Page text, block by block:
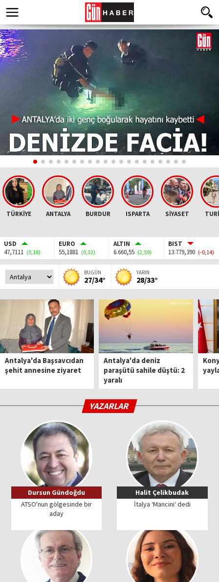
TÜRKİYE ANTALYA BURDUR ISPARTA SİYASET
USD
47,7111 (0,18)
EURO
55,1881 (0,32)
ALTIN
6.660,55 (2,59)
BIST
13.779,390 (-0,14)
BUGÜN
27/34°
YARIN
28/33°
Antalya'da Başsavcıdan
şehit annesine ziyaret
Antalya'da deniz
paraşütü sahile düştü: 2
yaralı
YAZARLAR
Dursun Gündoğdu
ATSO'nun gölgesinde bir
aday
Halit Çelikbudak
İtalya ‘Mancini‘ dedi